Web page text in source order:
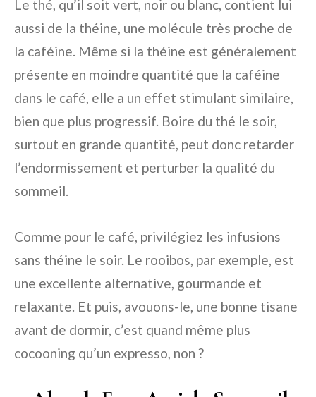
Le thé, qu’il soit vert, noir ou blanc, contient lui
aussi de la théine, une molécule très proche de
la caféine. Même si la théine est généralement
présente en moindre quantité que la caféine
dans le café, elle a un effet stimulant similaire,
bien que plus progressif. Boire du thé le soir,
surtout en grande quantité, peut donc retarder
l’endormissement et perturber la qualité du
sommeil.
Comme pour le café, privilégiez les infusions
sans théine le soir. Le rooibos, par exemple, est
une excellente alternative, gourmande et
relaxante. Et puis, avouons-le, une bonne tisane
avant de dormir, c’est quand même plus
cocooning qu’un expresso, non ?